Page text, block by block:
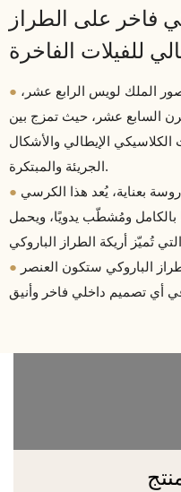
فاخر على الطراز
للفيلات الفاخرة
● الملك لويس الرابع عشر،
السابع عشر، حيث تمزج بين
الكلاسيكي الإيطالي والأشكال
الجريئة والمبتكرة.
● بعناية، يُعد هذا الكرسي
بالكامل ومُشطّب يدويًا، ويحمل
● الباروكي ستكون العنصر